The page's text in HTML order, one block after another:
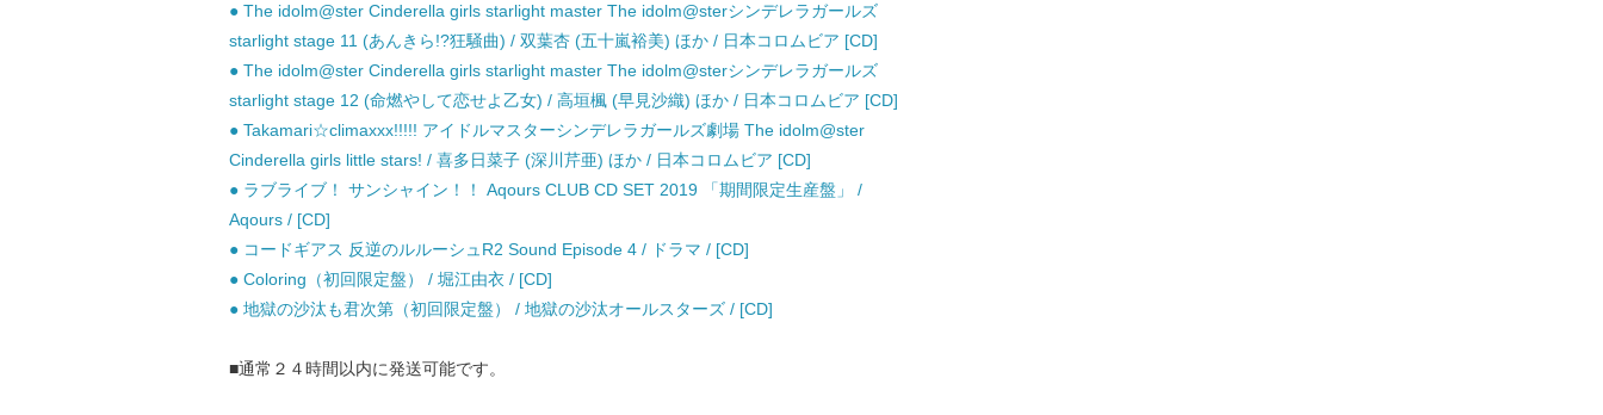
● The idolm@ster Cinderella girls starlight master The idolm@sterシンデレラガールズ
starlight stage 11 (あんきら!?狂騒曲) / 双葉杏 (五十嵐裕美) ほか / 日本コロムビア [CD]
● The idolm@ster Cinderella girls starlight master The idolm@sterシンデレラガールズ
starlight stage 12 (命燃やして恋せよ乙女) / 高垣楓 (早見沙織) ほか / 日本コロムビア [CD]
● Takamari☆climaxxx!!!!! アイドルマスターシンデレラガールズ劇場 The idolm@ster
Cinderella girls little stars! / 喜多日菜子 (深川芹亜) ほか / 日本コロムビア [CD]
● ラブライブ！ サンシャイン！！ Aqours CLUB CD SET 2019 「期間限定生産盤」 /
Aqours / [CD]
● コードギアス 反逆のルルーシュR2 Sound Episode 4 / ドラマ / [CD]
● Coloring（初回限定盤） / 堀江由衣 / [CD]
● 地獄の沙汰も君次第（初回限定盤） / 地獄の沙汰オールスターズ / [CD]
■通常２４時間以内に発送可能です。